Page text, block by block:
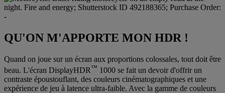
QU'ON M'APPORTE MON HDR !
Quand on joue sur un écran aux proportions colossales, tout doit être
beau. L'écran DisplayHDR™ 1000 se fait un devoir d'offrir un
contraste époustouflant, des couleurs cinématographiques et une
expérience de jeu à latence ultra-faible. Avec la gamme de couleurs